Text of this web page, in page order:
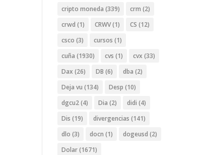
cripto moneda (339) crm (2)
crwd (1) CRWV(1) CS (12)
csco (3) cursos (1)
cuña (1930) cvs (1) cvx (33)
Dax (26) DB (6) dba (2)
Deja vu (134) Desp (10)
dgcu2(4) Dia (2) didi (4)
Dis (19) divergencias (141)
dlo (3) docn (1) dogeusd (2)
Dolar(1671)